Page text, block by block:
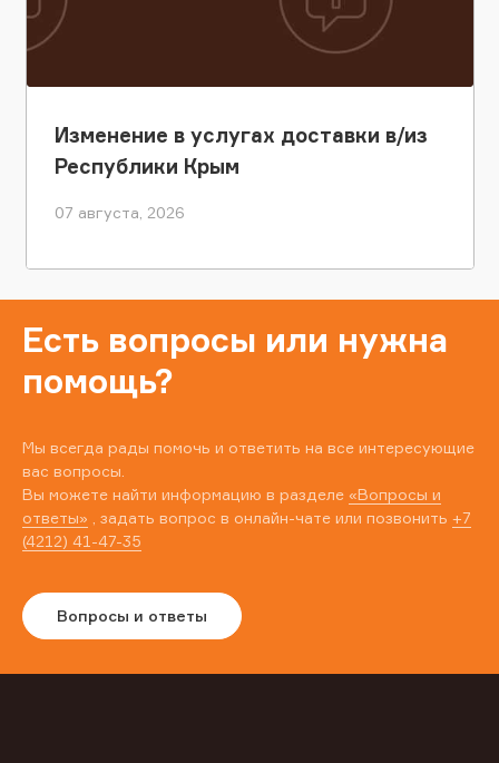
Изменение в услугах доставки в/из
Республики Крым
07 августа, 2026
Есть вопросы или нужна
помощь?
Мы всегда рады помочь и ответить на все интересующие
вас вопросы.
Вы можете найти информацию в разделе «Вопросы и
ответы» , задать вопрос в онлайн-чате или позвонить +7
(4212) 41-47-35
Вопросы и ответы